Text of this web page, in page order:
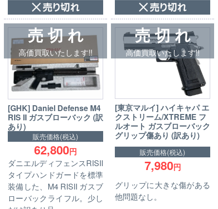
売 切 れ
高価買取いたします!!
[GHK] Daniel Defense M4
RIS II ガスブローバック (訳
あり)
販売価格(税込)
62,800円
ダニエルディフェンスRISII
タイプハンドガードを標準
装備した、M4 RISII ガスブ
ローバックライフル。少し
売 切 れ
高価買取いたします!!
[東京マルイ] ハイキャパ エ
クストリーム/XTREME フ
ルオート ガスブローバック
グリップ傷あり (訳あり)
販売価格(税込)
7,980円
グリップに大きな傷がある
他問題なし。